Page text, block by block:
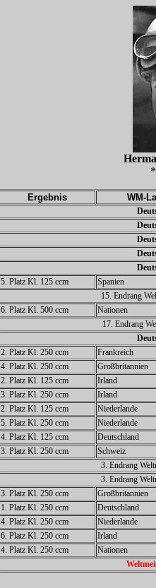
Ergebnis WM-
5. Platz Kl. 125 ccm
Spanien
15. Endrang
6. Platz Kl. 500 ccm
Nationen
17. Endrang
2. Platz Kl. 250 ccm
Frankreich
4. Platz Kl. 250 ccm
Großbritannien
2. Platz Kl. 125 ccm
Irland
3. Platz Kl. 250 ccm
Irland
2. Platz Kl. 125 ccm
Niederlande
5. Platz Kl. 250 ccm
Niederlande
4. Platz Kl. 125 ccm
Deutschland
3. Platz Kl. 250 ccm
Schweiz
3. Endrang
3. Endrang
3. Platz Kl. 250 ccm
Großbritannien
1. Platz Kl. 250 ccm
Deutschland
4. Platz Kl. 250 ccm
Niederlande
6. Platz Kl. 250 ccm
Irland
4. Platz Kl. 250 ccm
Nationen